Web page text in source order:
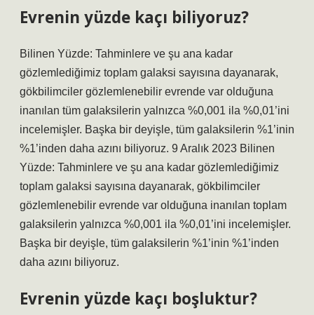
Evrenin yüzde kaçı biliyoruz?
Bilinen Yüzde: Tahminlere ve şu ana kadar
gözlemlediğimiz toplam galaksi sayısına dayanarak,
gökbilimciler gözlemlenebilir evrende var olduğuna
inanılan tüm galaksilerin yalnızca %0,001 ila %0,01’ini
incelemişler. Başka bir deyişle, tüm galaksilerin %1’inin
%1’inden daha azını biliyoruz. 9 Aralık 2023 Bilinen
Yüzde: Tahminlere ve şu ana kadar gözlemlediğimiz
toplam galaksi sayısına dayanarak, gökbilimciler
gözlemlenebilir evrende var olduğuna inanılan toplam
galaksilerin yalnızca %0,001 ila %0,01’ini incelemişler.
Başka bir deyişle, tüm galaksilerin %1’inin %1’inden
daha azını biliyoruz.
Evrenin yüzde kaçı boşluktur?